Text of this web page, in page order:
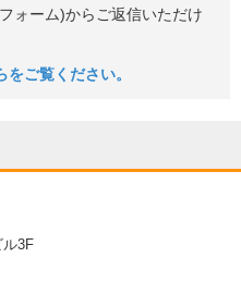
ォーム)からご返信いただけ
ご覧ください。
ル3F